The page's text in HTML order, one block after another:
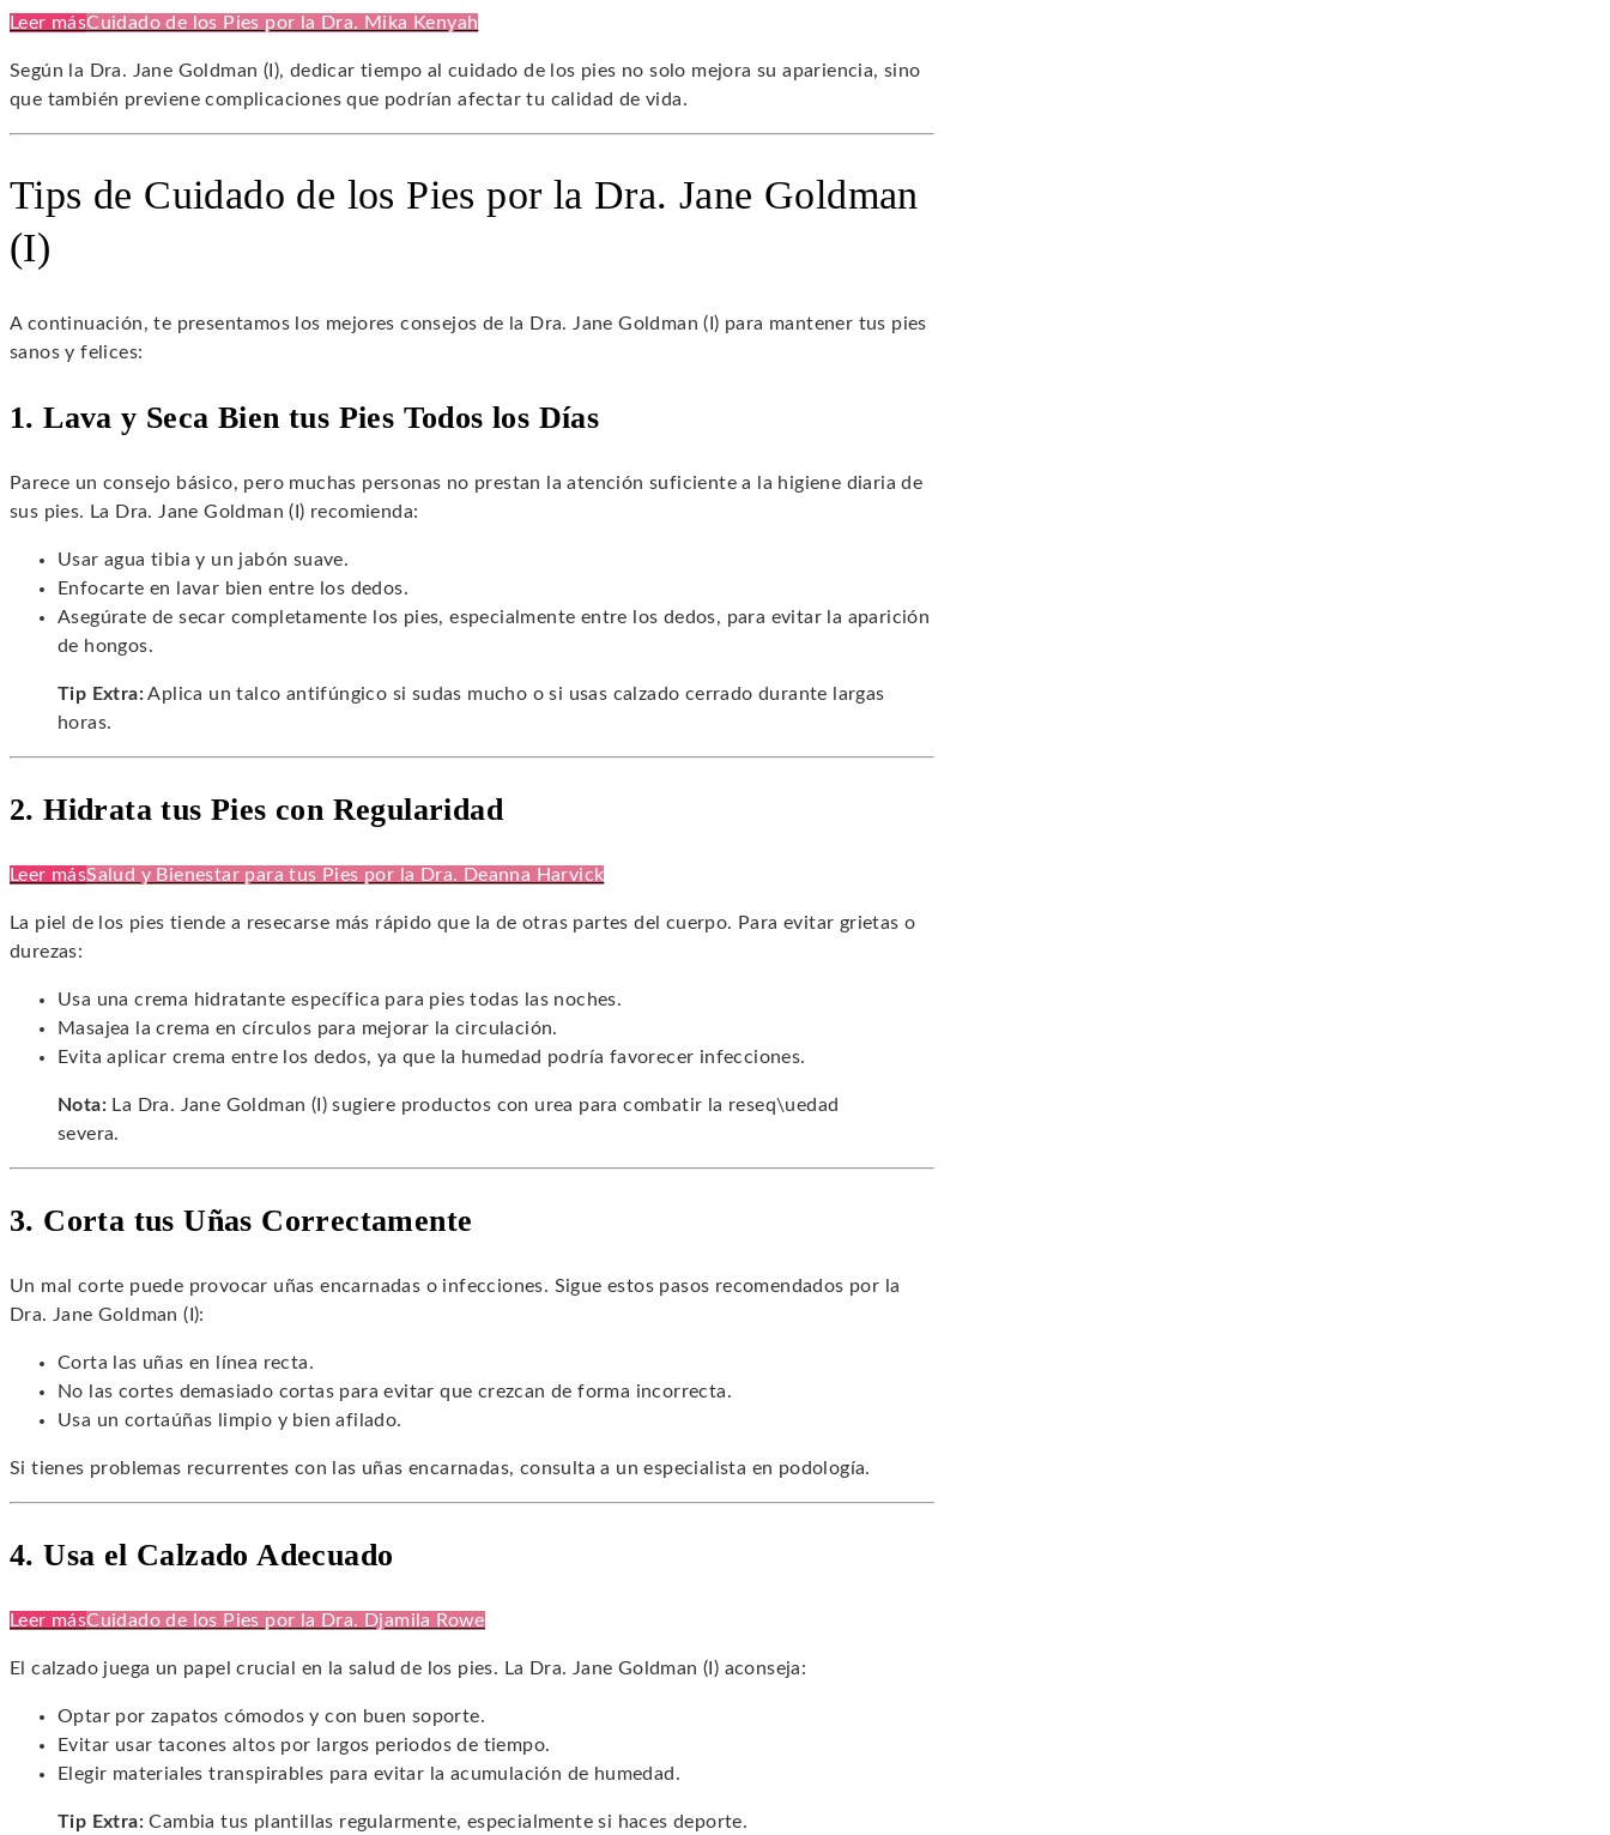
Leer másCuidado de los Pies por la Dra. Mika Kenyah
Según la Dra. Jane Goldman (I), dedicar tiempo al cuidado de los pies no solo mejora su apariencia, sino
que también previene complicaciones que podrían afectar tu calidad de vida.
Tips de Cuidado de los Pies por la Dra. Jane Goldman
(I)
A continuación, te presentamos los mejores consejos de la Dra. Jane Goldman (I) para mantener tus pies
sanos y felices:
1. Lava y Seca Bien tus Pies Todos los Días
Parece un consejo básico, pero muchas personas no prestan la atención suficiente a la higiene diaria de
sus pies. La Dra. Jane Goldman (I) recomienda:
Usar agua tibia y un jabón suave.
Enfocarte en lavar bien entre los dedos.
Asegúrate de secar completamente los pies, especialmente entre los dedos, para evitar la aparición
de hongos.
Tip Extra:Aplica un talco antifúngico si sudas mucho o si usas calzado cerrado durante largas
horas.
2. Hidrata tus Pies con Regularidad
Leer másSalud y Bienestar para tus Pies por la Dra. Deanna Harvick
La piel de los pies tiende a resecarse más rápido que la de otras partes del cuerpo. Para evitar grietas o
durezas:
Usa una crema hidratante específica para pies todas las noches.
Masajea la crema en círculos para mejorar la circulación.
Evita aplicar crema entre los dedos, ya que la humedad podría favorecer infecciones.
Nota: La Dra. Jane Goldman (I) sugiere productos con urea para combatir la reseq\uedad
severa.
3. Corta tus Uñas Correctamente
Un mal corte puede provocar uñas encarnadas o infecciones. Sigue estos pasos recomendados por la
Dra. Jane Goldman (I):
Corta las uñas en línea recta.
No las cortes demasiado cortas para evitar que crezcan de forma incorrecta.
Usa un cortaúñas limpio y bien afilado.
Si tienes problemas recurrentes con las uñas encarnadas, consulta a un especialista en podología.
4. Usa el Calzado Adecuado
Leer másCuidado de los Pies por la Dra. Djamila Rowe
El calzado juega un papel crucial en la salud de los pies. La Dra. Jane Goldman (I) aconseja:
Optar por zapatos cómodos y con buen soporte.
Evitar usar tacones altos por largos periodos de tiempo.
Elegir materiales transpirables para evitar la acumulación de humedad.
Tip Extra: Cambia tus plantillas regularmente, especialmente si haces deporte.